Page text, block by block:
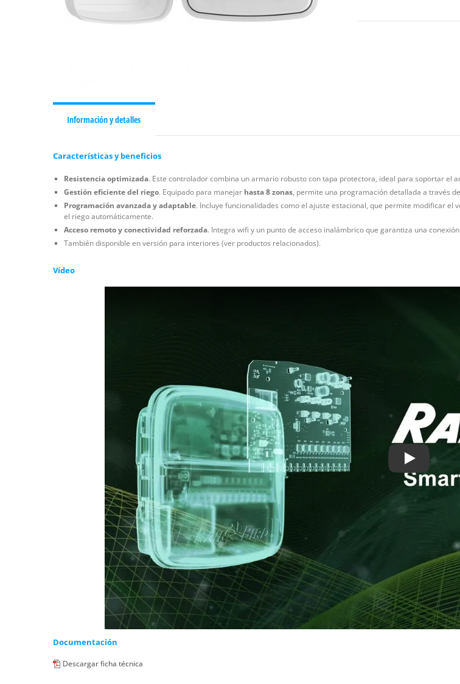
Información y detalles
Características y beneficios
Resistencia optimizada. Este controlador combina un armario robusto con tapa protectora, ideal para soportar el
Gestión eficiente del riego. Equipado para manejar hasta 8 zonas, permite una programación detallada a través
Programación avanzada y adaptable. Incluye funcionalidades como el ajuste estacional, que permite modificar
el riego automáticamente.
Acceso remoto y conectividad reforzada. Integra wifi y un punto de acceso inalámbrico que garantiza una
También disponible en versión para interiores (ver productos relacionados).
Vídeo
Play
Documentación
Descargar ficha técnica